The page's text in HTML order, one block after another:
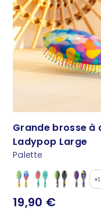
Grande brosse à
Ladypop Large
Palette
19,90 €